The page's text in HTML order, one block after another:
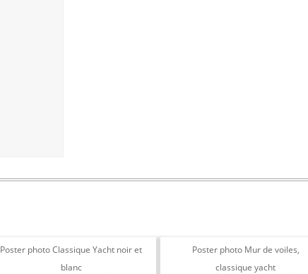
Poster photo Classique Yacht noir et
blanc
Poster photo Mur de voiles,
classique yacht